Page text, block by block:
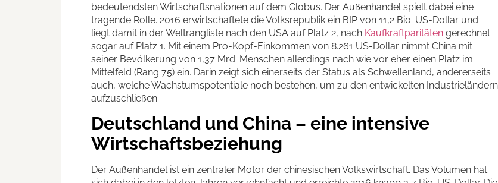
bedeutendsten Wirtschaftsnationen auf dem Globus. Der Außenhandel spielt dabei eine
tragende Rolle. 2016 erwirtschaftete die Volksrepublik ein BIP von 11,2 Bio. US-Dollar und
liegt damit in der Weltrangliste nach den USA auf Platz 2, nach Kaufkraftparitäten gerechnet
sogar auf Platz 1. Mit einem Pro-Kopf-Einkommen von 8.261 US-Dollar nimmt China mit
seiner Bevölkerung von 1,37 Mrd. Menschen allerdings nach wie vor eher einen Platz im
Mittelfeld (Rang 75) ein. Darin zeigt sich einerseits der Status als Schwellenland, andererseits
auch, welche Wachstumspotentiale noch bestehen, um zu den entwickelten Industrieländern
aufzuschließen.
Deutschland und China – eine intensive
Wirtschaftsbeziehung
Der Außenhandel ist ein zentraler Motor der chinesischen Volkswirtschaft. Das Volumen hat